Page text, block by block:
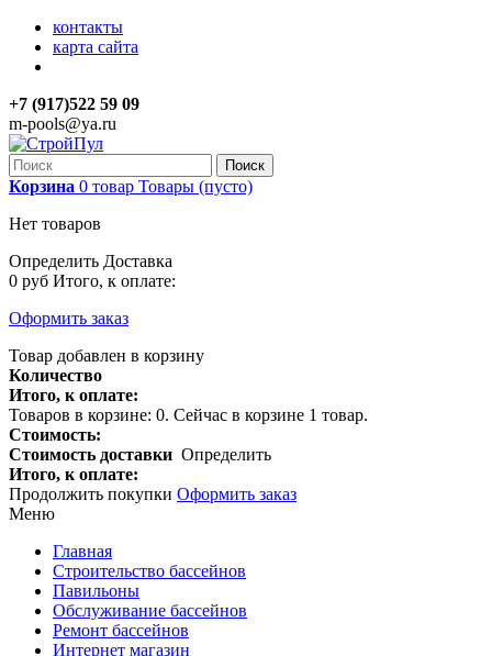
контакты
карта сайта
+7 (917)522 59 09
m-pools@ya.ru
Поиск
Корзина 0 товар Товары (пусто)
Нет товаров
Определить Доставка
0 руб Итого, к оплате:
Оформить заказ
Товар добавлен в корзину
Количество
Итого, к оплате:
Товаров в корзине: 0. Сейчас в корзине 1 товар.
Стоимость:
Стоимость доставки Определить
Итого, к оплате:
Продолжить покупки Оформить заказ
Меню
Главная
Строительство бассейнов
Павильоны
Обслуживание бассейнов
Ремонт бассейнов
Интернет магазин